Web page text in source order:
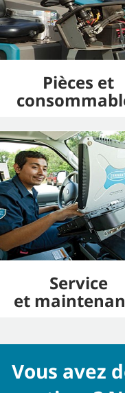
Pièces et
Service
et
Vous avez